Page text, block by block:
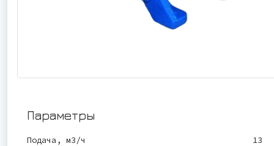
Параметры
Подача, м3/ч
13